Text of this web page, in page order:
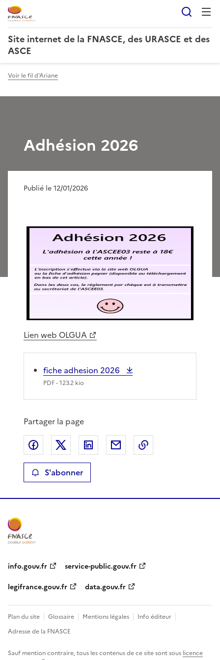
Site internet de la FNASCE, des URASCE et des
ASCE
Voir le fil d'Ariane
Adhésion 2026
Publié le 12/01/2026
Lien web OLGUA
fiche adhesion 2026
PDF- 123.2 kio
Partager la page
Partager sur Facebook
Partager sur XPartager sur LinkedIn
Partager par email
S'abonner
info.gouv.fr
service-public.gouv.fr
legifrance.gouv.fr
data.gouv.fr
Plan du site Glossaire Mentions légales
Info éditeur
Adresse de la FNASCE
Sauf mention contraire, tous les contenus de ce site sont sous licence